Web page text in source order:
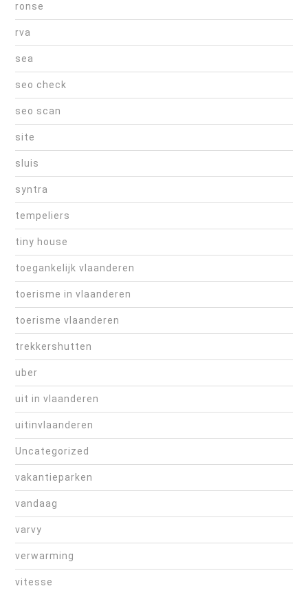
ronse
rva
sea
seo check
seo scan
site
sluis
syntra
tempeliers
tiny house
toegankelijk vlaanderen
toerisme in vlaanderen
toerisme vlaanderen
trekkershutten
uber
uit in vlaanderen
uitinvlaanderen
Uncategorized
vakantieparken
vandaag
varvy
verwarming
vitesse